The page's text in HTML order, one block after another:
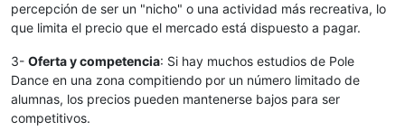
percepción de ser un "nicho" o una actividad más recreativa, lo
que limita el precio que el mercado está dispuesto a pagar.
3- Oferta y competencia: Si hay muchos estudios de Pole
Dance en una zona compitiendo por un número limitado de
alumnas, los precios pueden mantenerse bajos para ser
competitivos.